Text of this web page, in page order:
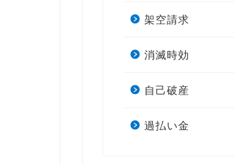
架空請求
消滅時効
自己破産
過払い金